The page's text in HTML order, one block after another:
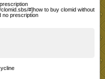
#]how to buy clomid without
no prescription